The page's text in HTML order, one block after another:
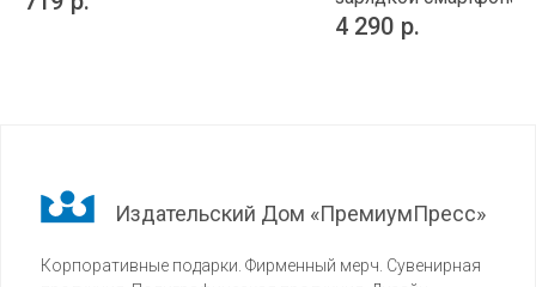
Powerack
4 290 р.
Издательский Дом «ПремиумПресс»
Корпоративные подарки. Фирменный мерч. Сувенирная